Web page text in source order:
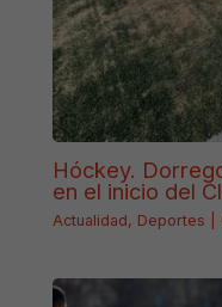
Hóckey.
en el inicio del
Actualidad, Deportes